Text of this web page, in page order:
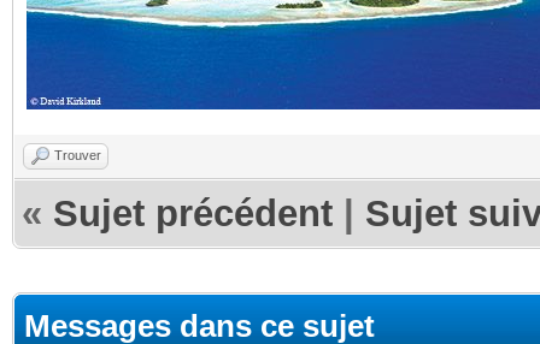
Trouver
« Sujet précédent Sujet
Messages dans ce sujet